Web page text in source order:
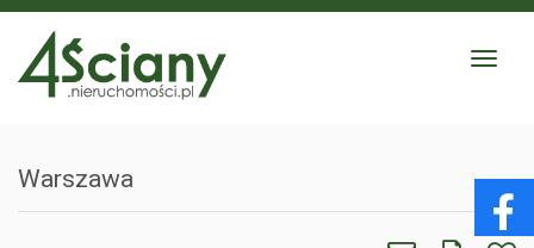
Toggle
Warszawa